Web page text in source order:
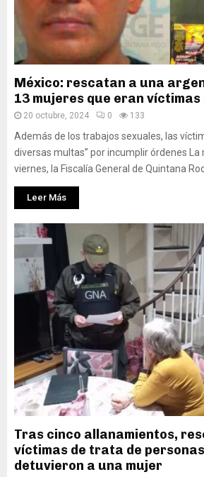
México: rescatan a una
13 mujeres que eran
20 octubre, 2024 0 133
Además de los trabajos sexuales, las
diversas multas” por incumplir órdenes La
viernes, la Fiscalía General de Quintana
Leer Más
Tras cinco allanamientos,
víctimas de trata de personas
detuvieron a una mujer